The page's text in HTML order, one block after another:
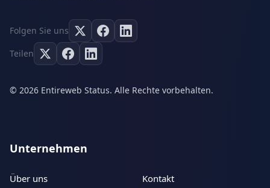
Folgen Sie uns
Teilen
© 2026 Entireweb Status. Alle Rechte vorbehalten.
Unternehmen
Über uns Kontakt